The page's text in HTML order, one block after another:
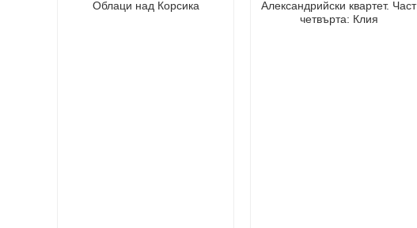
Облаци над Корсика
Александрийски квартет. Част
четвърта: Клия